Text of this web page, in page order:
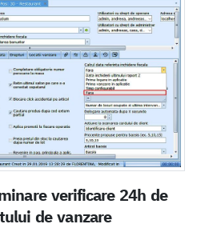
verificare 24h de
de vanzare